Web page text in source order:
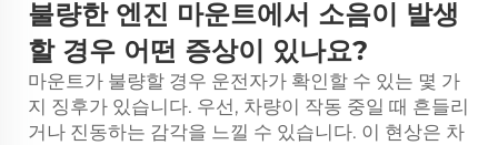
불량한 엔진 마운트에서 소음이 발생
할 경우 어떤 증상이 있나요?
마운트가 불량할 경우 운전자가 확인할 수 있는 몇 가
지 징후가 있습니다. 우선, 차량이 작동 중일 때 흔들리
거나 진동하는 감각을 느낄 수 있습니다. 이 현상은 차